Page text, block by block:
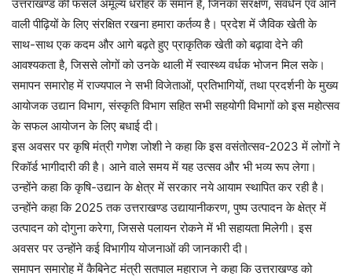
उत्तराखण्ड की फसलें अमूल्य धरोहर के समान है, जिनका संरक्षण, संवर्धन एवं आने
वाली पीढ़ियों के लिए संरक्षित रखना हमारा कर्तव्य है। प्रदेश में जैविक खेती के
साथ-साथ एक कदम और आगे बढ़ते हुए प्राकृतिक खेती को बढ़ावा देने की
आवश्यकता है, जिससे लोगों को उनके थाली में स्वास्थ्य वर्धक भोजन मिल सके।
समापन समारोह में राज्यपाल ने सभी विजेताओं, प्रतिभागियों, तथा प्रदर्शनी के मुख्य
आयोजक उद्यान विभाग, संस्कृति विभाग सहित सभी सहयोगी विभागों को इस महोत्सव
के सफल आयोजन के लिए बधाई दी।
इस अवसर पर कृषि मंत्री गणेश जोशी ने कहा कि इस वसंतोत्सव-2023 में लोगों ने
रिकॉर्ड भागीदारी की है। आने वाले समय में यह उत्सव और भी भव्य रूप लेगा।
उन्होंने कहा कि कृषि-उद्यान के क्षेत्र में सरकार नये आयाम स्थापित कर रही है।
उन्होंने कहा कि 2025 तक उत्तराखण्ड उद्यायानीकरण, पुष्प उत्पादन के क्षेत्र में
उत्पादन को दोगुना करेगा, जिससे पलायन रोकने में भी सहायता मिलेगी। इस
अवसर पर उन्होंने कई विभागीय योजनाओं की जानकारी दी।
समापन समारोह में कैबिनेट मंत्री सतपाल महाराज ने कहा कि उत्तराखण्ड को